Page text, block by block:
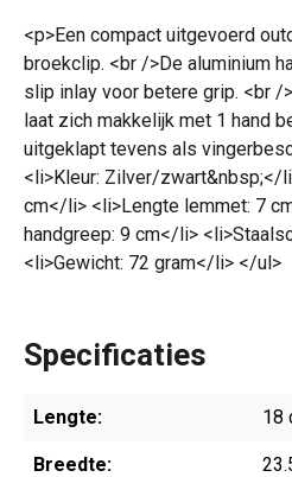
<p>Een compact uitgevoerd
broekclip. <br />De aluminium
slip inlay voor betere grip. <br /
laat zich makkelijk met 1 hand
uitgeklapt tevens als
<li>Kleur: Zilver/zwart&nbsp;</
cm</li> <li>Lengte lemmet: 7
handgreep: 9 cm</li>
<li>Gewicht: 72 gram</li> </ul>
Specificaties
Lengte: 18
Breedte: